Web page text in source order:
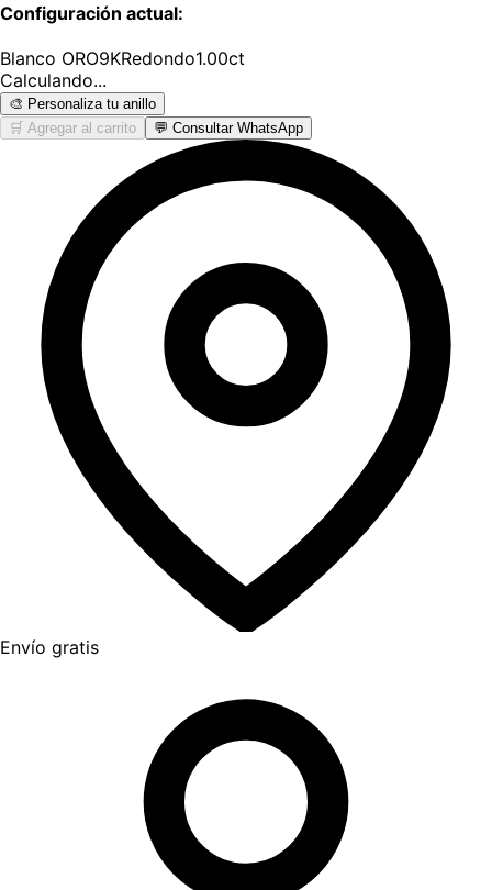
Configuración actual:
Blanco ORO9KRedondo1.00ct
Calculando...
🎨 Personaliza tu anillo
🛒 Agregar al carrito
💬 Consultar WhatsApp
Envío gratis